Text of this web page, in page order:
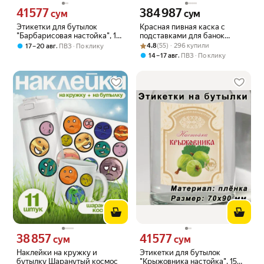
Этикетки для бутылок
"Барбарисовая настойка", 15
шт.
Цена 41577 сум вместо
41 577сум
17 – 20 авг, ПВЗ По клику
Красная пивная каска с
подставками для банок
(универсальный размер)
Цена 384987 сум вместо
384 987сум
Рейтинг товара: 4.8 из 5
Оценок: (55) · 296 купили
4.8(55) · 296 купили
14 – 17 авг, ПВЗ По клику
Наклейки на кружку и
бутылку Шаранутый космос
Цена 38857 сум вместо
38 857сум
Этикетки для бутылок
"Крыжовника настойка", 15
Цена 41577 сум вместо
41 577сум